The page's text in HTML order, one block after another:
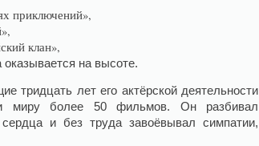
приключений»,
клан»,
оказывается на высоте.
тридцать лет его актёрской деятельности
миру более 50 фильмов. Он разбивал
и без труда завоёвывал симпатии,